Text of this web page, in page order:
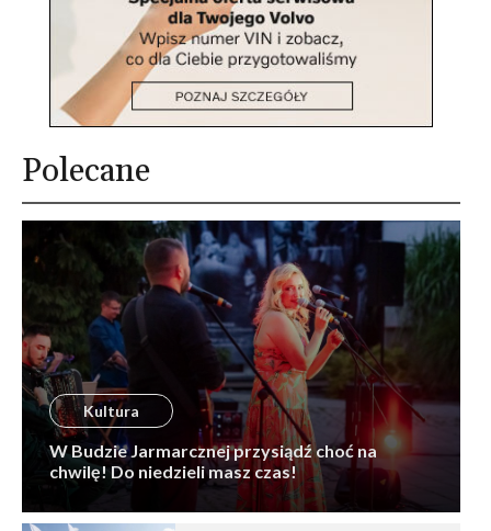
Polecane
Kultura
W Budzie Jarmarcznej przysiądź choć na
chwilę! Do niedzieli masz czas!